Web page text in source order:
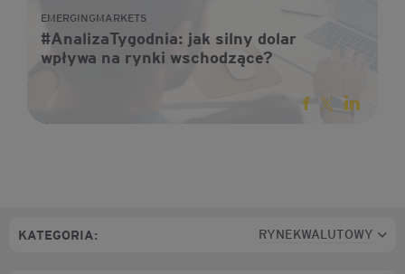
EMERGINGMARKETS
#AnalizaTygodnia: jak silny dolar
wpływa na rynki wschodzące?
KATEGORIA: RYNEKWALUTOWY